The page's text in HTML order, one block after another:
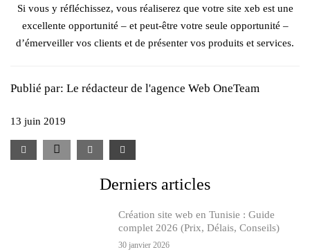
Si vous y réfléchissez, vous réaliserez que votre site xeb est une
excellente opportunité – et peut-être votre seule opportunité –
d’émerveiller vos clients et de présenter vos produits et services.
Publié par: Le rédacteur de l'agence Web OneTeam
13 juin 2019
Derniers articles
Création site web en Tunisie : Guide
complet 2026 (Prix, Délais, Conseils)
30 janvier 2026